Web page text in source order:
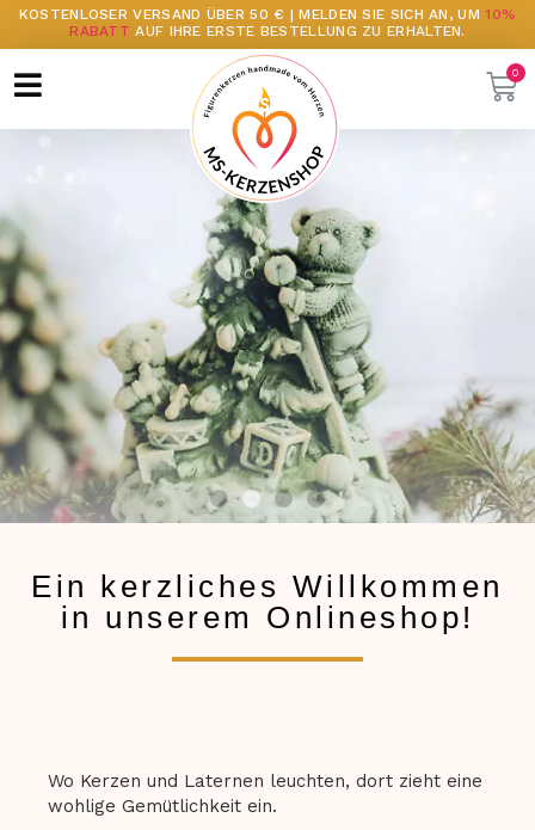
KOSTENLOSER VERSAND ÜBER 50 € | MELDEN SIE SICH AN, UM10%
RABATT AUF IHRE ERSTE BESTELLUNG ZU ERHALTEN.
Ein kerzliches Willkommen
in unserem Onlineshop!
Wo Kerzen und Laternen leuchten, dort zieht eine
wohlige Gemütlichkeit ein.